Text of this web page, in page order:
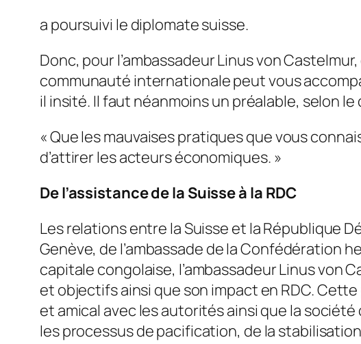
a poursuivi le diplomate suisse.
Donc, pour l’ambassadeur Linus von
communauté internationale peut vous
il insité. Il faut néanmoins un préalable, selon le
«Que les mauvaises pratiques que vous
d’attirer les acteurs économiques. »
De l’assistance de la Suisse à la RDC
Les relations entre la Suisse et la République
Genève, de l’ambassade de la Confédération
capitale congolaise, l’ambassadeur Linus von
et objectifs ainsi que son impact en RDC.
et amical avec les autorités ainsi que la
les processus de pacification, de la